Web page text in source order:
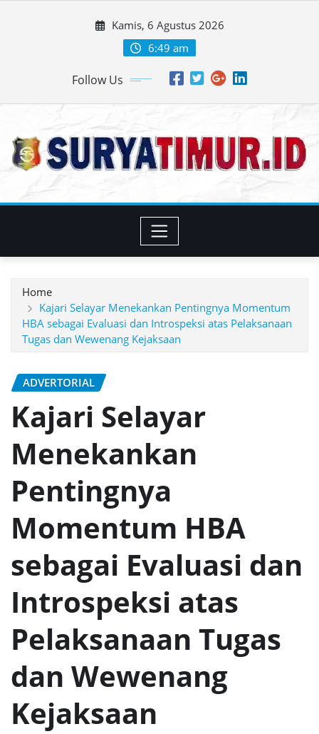
Kamis, 6 Agustus 2026
6:49 am
Follow Us
Home
Kajari Selayar Menekankan Pentingnya Momentum
HBA sebagai Evaluasi dan Introspeksi atas Pelaksanaan
Tugas dan Wewenang Kejaksaan
ADVERTORIAL
Kajari Selayar
Menekankan
Pentingnya
Momentum HBA
sebagai Evaluasi dan
Introspeksi atas
Pelaksanaan Tugas
dan Wewenang
Kejaksaan